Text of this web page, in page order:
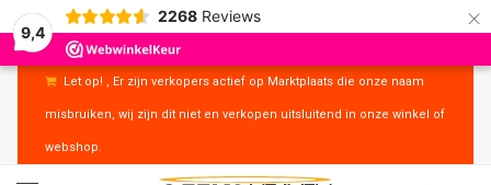
9,4
2268 Reviews ×
Let op! , Er zijn verkopers actief op Marktplaats die onze naam
misbruiken, wij zijn dit niet en verkopen uitsluitend in onze winkel of
webshop.